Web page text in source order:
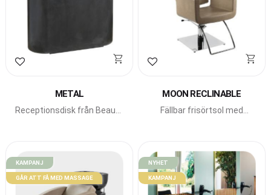
Lägg till i favoriter
METAL
Receptionsdisk från Beauty
Lägg till i favoriter
MOON RECLINABLE
Fällbar frisörtsol med
KAMPANJ
GÅR ATT FÅ MED MASSAGE
NYHET
KAMPANJ